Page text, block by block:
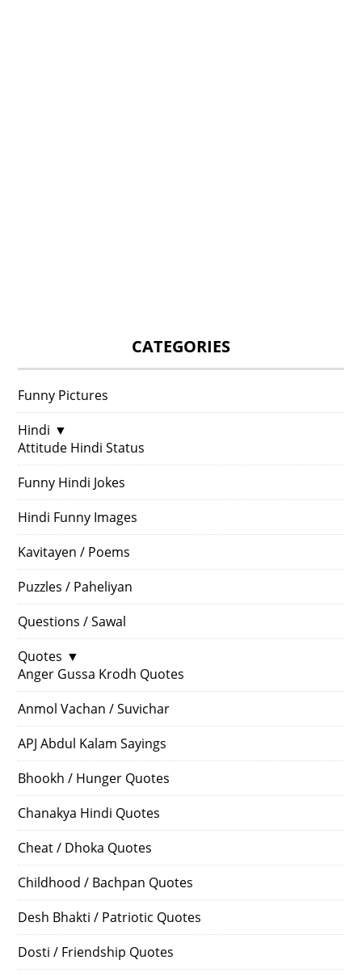
CATEGORIES
Funny Pictures
Hindi ▼
Attitude Hindi Status
Funny Hindi Jokes
Hindi Funny Images
Kavitayen / Poems
Puzzles / Paheliyan
Questions / Sawal
Quotes ▼
Anger Gussa Krodh Quotes
Anmol Vachan / Suvichar
APJ Abdul Kalam Sayings
Bhookh / Hunger Quotes
Chanakya Hindi Quotes
Cheat / Dhoka Quotes
Childhood / Bachpan Quotes
Desh Bhakti / Patriotic Quotes
Dosti / Friendship Quotes